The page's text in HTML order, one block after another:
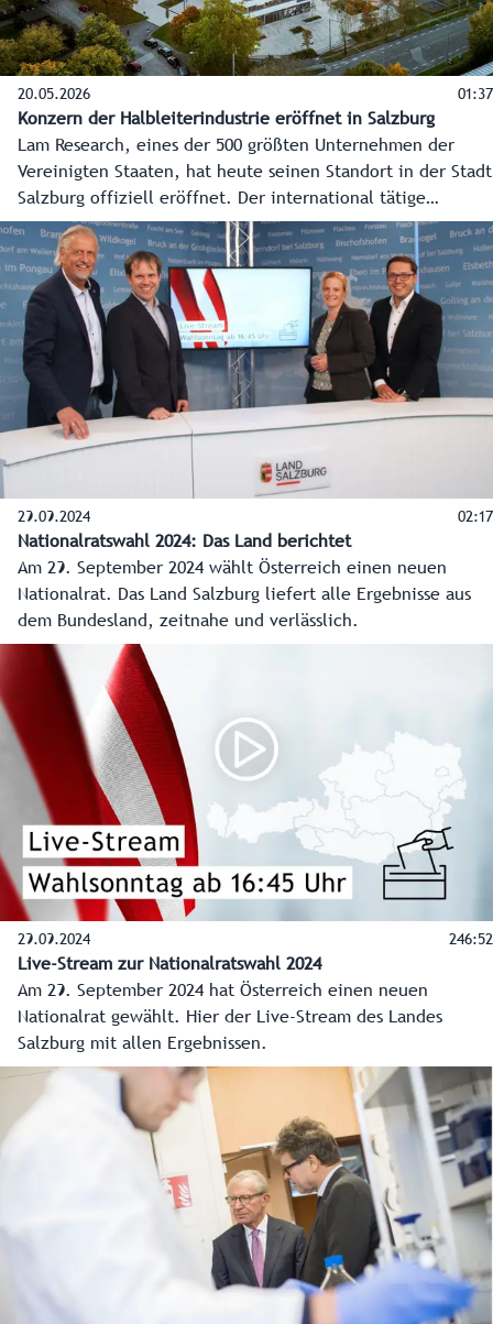
20.05.2026 01:37
Konzern der Halbleiterindustrie eröffnet in Salzburg
Lam Research, eines der 500 größten Unternehmen der
Vereinigten Staaten, hat heute seinen Standort in der Stadt
Salzburg offiziell eröffnet. Der international tätige
Anlagenhersteller für die Halbleiterindustrie wird künftig
im Bundesland ein hochmodernes Fertigungsverfahren in
der Mikrochip-Konstruktion durchführen.
29.09.2024 02:17
Nationalratswahl 2024: Das Land berichtet
Am 29. September 2024 wählt Österreich einen neuen
Nationalrat. Das Land Salzburg liefert alle Ergebnisse aus
dem Bundesland, zeitnahe und verlässlich.
29.09.2024 246:52
Live-Stream zur Nationalratswahl 2024
Am 29. September 2024 hat Österreich einen neuen
Nationalrat gewählt. Hier der Live-Stream des Landes
Salzburg mit allen Ergebnissen.